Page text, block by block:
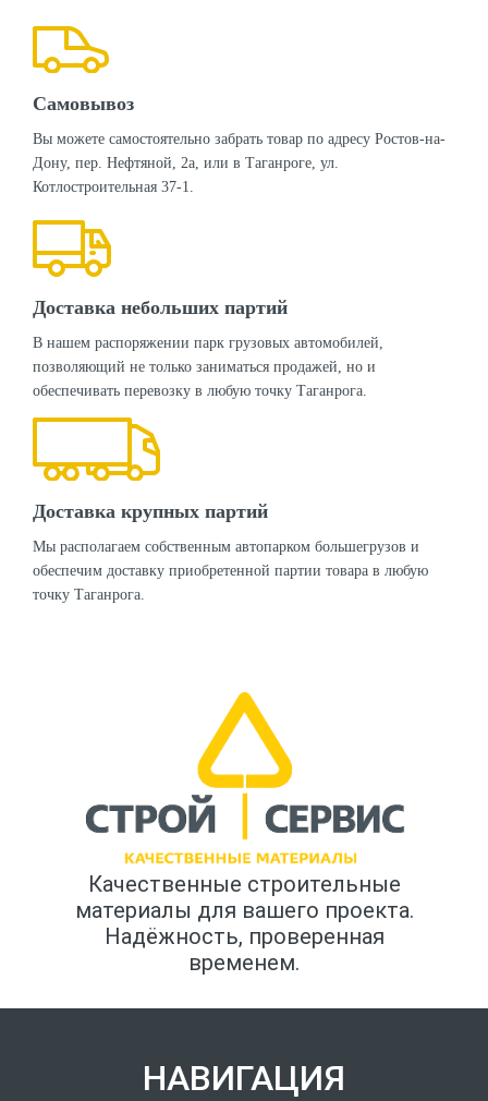
Самовывоз
Вы можете самостоятельно забрать товар по адресу Ростов-на-
Дону, пер. Нефтяной, 2а, или в Таганроге, ул.
Котлостроительная 37-1.
Доставка небольших партий
В нашем распоряжении парк грузовых автомобилей,
позволяющий не только заниматься продажей, но и
обеспечивать перевозку в любую точку Таганрога.
Доставка крупных партий
Мы располагаем собственным автопарком большегрузов и
обеспечим доставку приобретенной партии товара в любую
точку Таганрога.
Качественные строительные
материалы для вашего проекта.
Надёжность, проверенная
временем.
НАВИГАЦИЯ